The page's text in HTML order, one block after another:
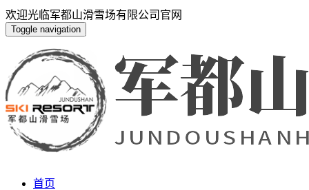
欢迎光临军都山滑雪场有限公司官网
Toggle navigation
首页